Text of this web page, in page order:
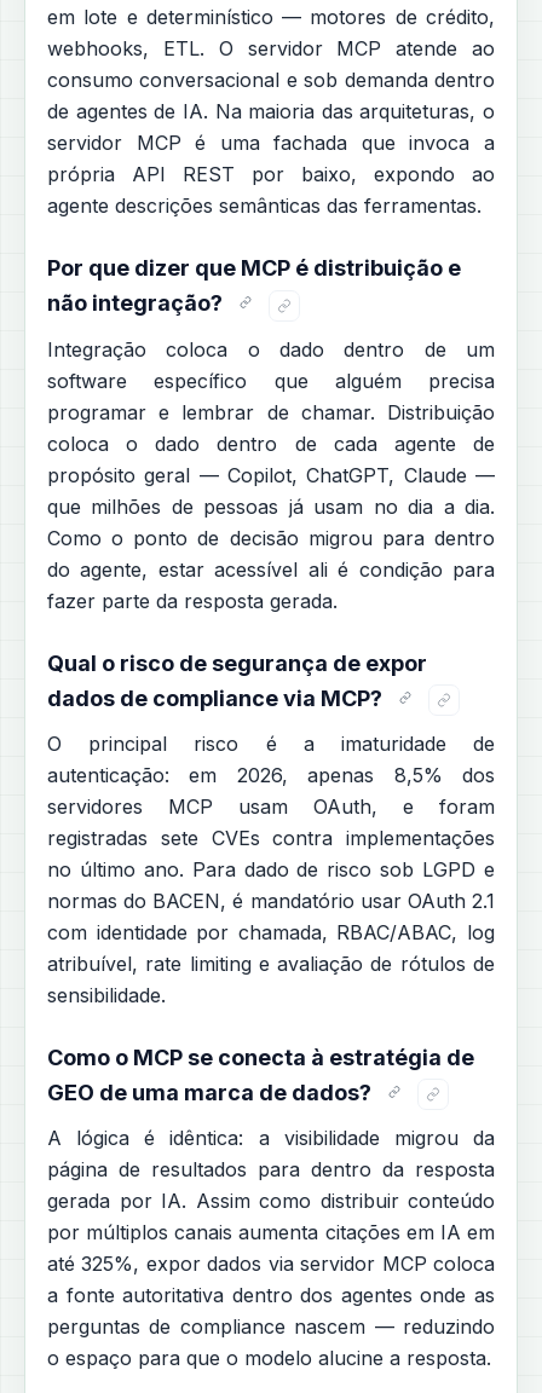
em lote e determinístico — motores de crédito,
webhooks, ETL. O servidor MCP atende ao
consumo conversacional e sob demanda dentro
de agentes de IA. Na maioria das arquiteturas, o
servidor MCP é uma fachada que invoca a
própria API REST por baixo, expondo ao
agente descrições semânticas das ferramentas.
Por que dizer que MCP é distribuição e
não integração?
Integração coloca o dado dentro de um
software específico que alguém precisa
programar e lembrar de chamar. Distribuição
coloca o dado dentro de cada agente de
propósito geral — Copilot, ChatGPT, Claude —
que milhões de pessoas já usam no dia a dia.
Como o ponto de decisão migrou para dentro
do agente, estar acessível ali é condição para
fazer parte da resposta gerada.
Qual o risco de segurança de expor
dados de compliance via MCP?
O principal risco é a imaturidade de
autenticação: em 2026, apenas 8,5% dos
servidores MCP usam OAuth, e foram
registradas sete CVEs contra implementações
no último ano. Para dado de risco sob LGPD e
normas do BACEN, é mandatório usar OAuth 2.1
com identidade por chamada, RBAC/ABAC, log
atribuível, rate limiting e avaliação de rótulos de
sensibilidade.
Como o MCP se conecta à estratégia de
GEO de uma marca de dados?
A lógica é idêntica: a visibilidade migrou da
página de resultados para dentro da resposta
gerada por IA. Assim como distribuir conteúdo
por múltiplos canais aumenta citações em IA em
até 325%, expor dados via servidor MCP coloca
a fonte autoritativa dentro dos agentes onde as
perguntas de compliance nascem — reduzindo
o espaço para que o modelo alucine a resposta.